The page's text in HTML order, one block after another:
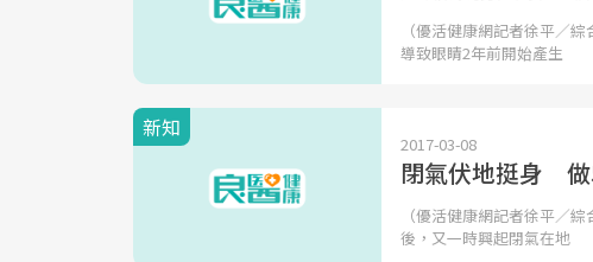
（優活健康網記者徐平／
導致眼睛2年前開始產生
新知
2017-03-08
閉氣伏地挺身
（優活健康網記者徐平／
後，又一時興起閉氣在地